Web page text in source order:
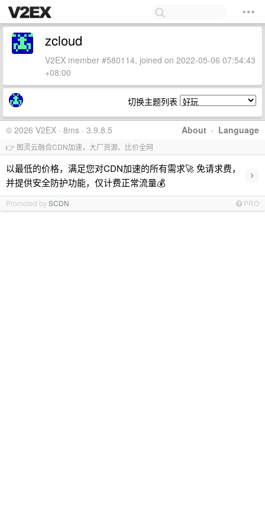
zcloud
V2EX member #580114, joined on 2022-05-06 07:54:43
+08:00
切换主题列表
About · Language
© 2026 V2EX · 8ms · 3.9.8.5
👉 图灵云融合CDN加速，大厂资源、比价全网
以最低的价格，满足您对CDN加速的所有需求🚀 免请求费，
并提供安全防护功能，仅计费正常流量💰
›
Promoted bySCDN PRO